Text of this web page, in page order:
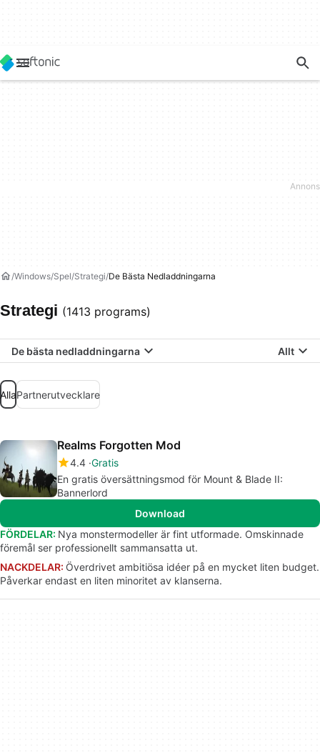
Windows Spel Strategi De Bästa Nedladdningarna
Strategi (1413 programs)
De bästa nedladdningarna Allt
AllaPartnerutvecklare
Realms Forgotten Mod
4.4 Gratis
En gratis översättningsmod för Mount & Blade II:
Bannerlord
Download
FÖRDELAR: Nya monstermodeller är fint utformade. Omskinnade
föremål ser professionellt sammansatta ut.
NACKDELAR: Överdrivet ambitiösa idéer på en mycket liten budget.
Påverkar endast en liten minoritet av klanserna.